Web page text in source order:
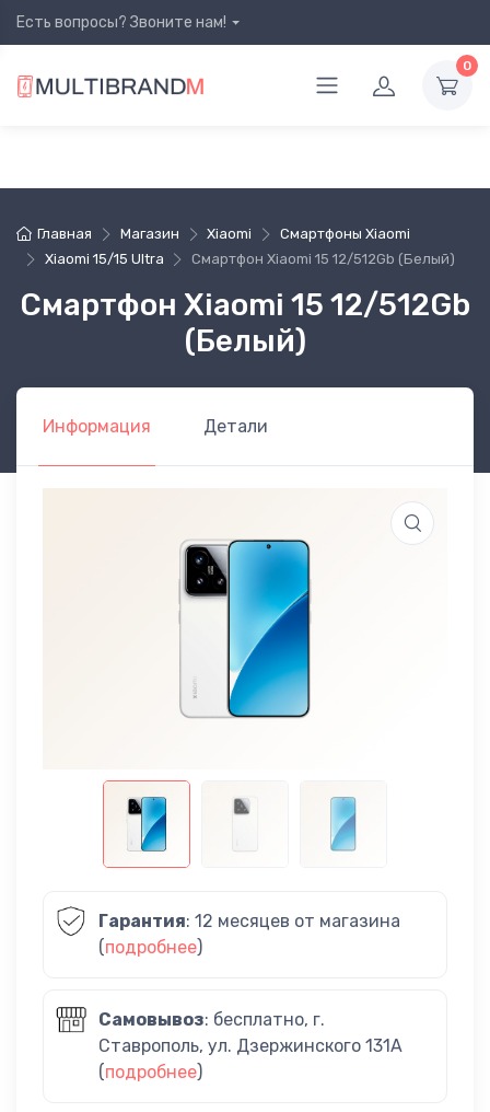
Есть вопросы? Звоните нам!
0
Главная Магазин Xiaomi
Cмартфоны Xiaomi
Xiaomi 15/15 Ultra
Смартфон Xiaomi 15 12/512Gb (Белый)
Смартфон Xiaomi 15 12/512Gb
(Белый)
Информация Детали
Гарантия: 12 месяцев от магазина
(подробнее)
Самовывоз: бесплатно, г.
Ставрополь, ул. Дзержинского 131А
(подробнее)